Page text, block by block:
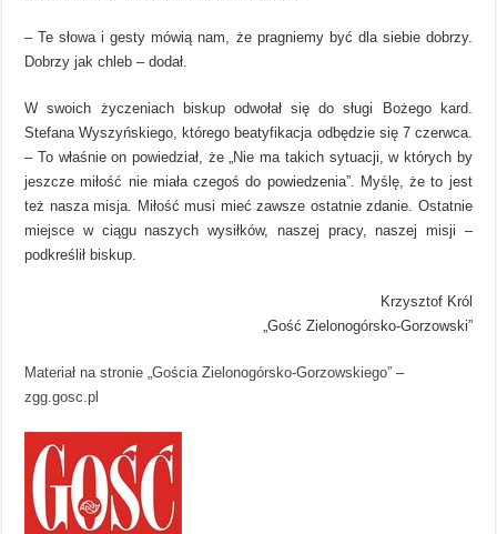
– Te słowa i gesty mówią nam, że pragniemy być dla siebie dobrzy.
Dobrzy jak chleb – dodał.
W swoich życzeniach biskup odwołał się do sługi Bożego kard.
Stefana Wyszyńskiego, którego beatyfikacja odbędzie się 7 czerwca.
– To właśnie on powiedział, że „Nie ma takich sytuacji, w których by
jeszcze miłość nie miała czegoś do powiedzenia”. Myślę, że to jest
też nasza misja. Miłość musi mieć zawsze ostatnie zdanie. Ostatnie
miejsce w ciągu naszych wysiłków, naszej pracy, naszej misji –
podkreślił biskup.
Krzysztof Król
„Gość Zielonogórsko-Gorzowski”
Materiał na stronie „Gościa Zielonogórsko-Gorzowskiego” –
zgg.gosc.pl